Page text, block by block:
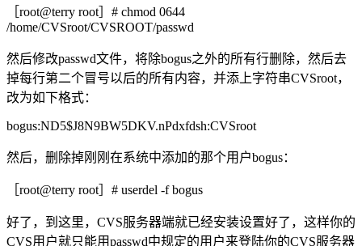
［root@terry root］# chmod 0644
/home/CVSroot/CVSROOT/passwd
然后修改passwd文件，将除bogus之外的所有行删除，然后去
掉每行第二个冒号以后的所有内容，并添上字符串CVSroot，
改为如下格式：
bogus:ND5$J8N9BW5DKV.nPdxfdsh:CVSroot
然后，删除掉刚刚在系统中添加的那个用户bogus：
［root@terry root］# userdel -f bogus
好了，到这里，CVS服务器端就已经安装设置好了，这样你的
CVS用户就只能用passwd中规定的用户来登陆你的CVS服务器